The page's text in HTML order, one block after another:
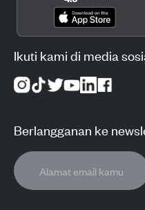
Ikuti kami di media
Berlangganan ke